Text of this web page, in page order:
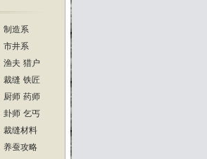
制造系
市井系
渔夫 猎户
裁缝 铁匠
厨师 药师
卦师 乞丐
裁缝材料
养蚕攻略